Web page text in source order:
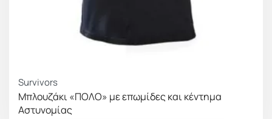
Survivors
Μπλουζάκι «ΠΟΛΟ» με επωμίδες και κέντημα
Αστυνομίας